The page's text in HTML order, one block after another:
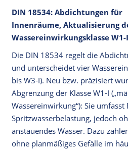
DIN 18534: Abdichtungen für
Innenräume, Aktualisierung
Wassereinwirkungsklasse W1-I
Die DIN 18534 regelt die
und unterscheidet vier
bis W3-I). Neu bzw. präzisiert
Abgrenzung der Klasse W1-I
Wassereinwirkung“): Sie
Spritzwasserbelastung, jedoch
anstauendes Wasser. Dazu
ohne planmäßiges Gefälle im